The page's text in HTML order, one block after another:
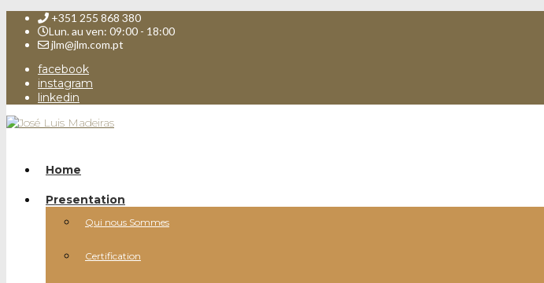
+351 255 868 380
Lun. au ven: 09:00 - 18:00
jlm@jlm.com.pt
facebook
instagram
linkedin
Home
Presentation
Qui nous Sommes
Certification